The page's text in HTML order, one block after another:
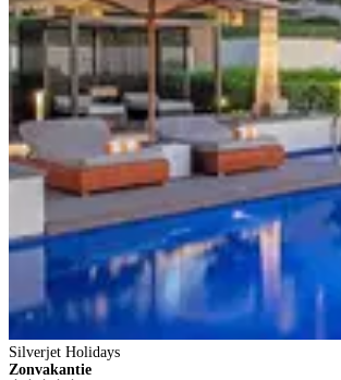
Silverjet Holidays
Zonvakantie